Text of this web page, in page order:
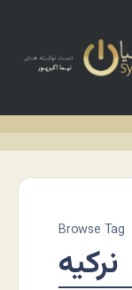
Browse Tag
نرکیه